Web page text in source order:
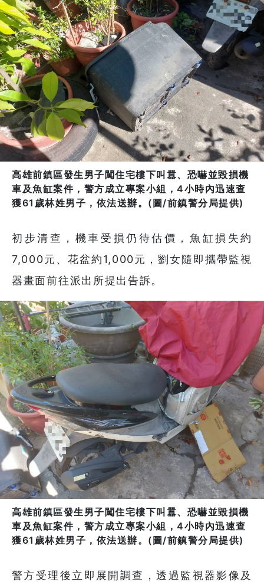
高雄前鎮區發生男子闖住宅樓下叫囂、恐嚇並毀損機
車及魚缸案件，警方成立專案小組，4小時內迅速查
獲61歲林姓男子，依法送辦。(圖/前鎮警分局提供)
初步清查，機車受損仍待估價，魚缸損失約
7,000元、花盆約1,000元，劉女隨即攜帶監視
器畫面前往派出所提出告訴。
高雄前鎮區發生男子闖住宅樓下叫囂、恐嚇並毀損機
車及魚缸案件，警方成立專案小組，4小時內迅速查
獲61歲林姓男子，依法送辦。(圖/前鎮警分局提供)
警方受理後立即展開調查，透過監視器影像及